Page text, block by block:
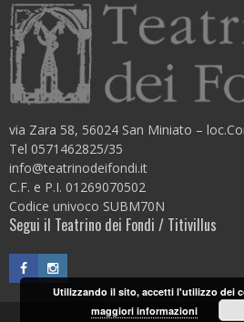
via Zara 58, 56024 San Miniato –
Tel 0571462825/35
info@teatrinodeifondi.it
C.F. e P.I. 01269070502
Codice univoco SUBM70N
Segui il Teatrino dei Fondi / Titivillus
Utilizzando il sito, accetti l'utilizzo dei
maggiori informazioni